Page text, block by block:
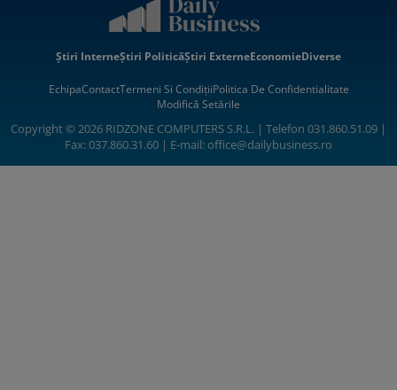
Știri InterneȘtiri PoliticăȘtiri ExterneEconomieDiverse
EchipaContactTermeni Si CondițiiPolitica De Confidentialitate
Modifică Setările
Copyright © 2026 RIDZONE COMPUTERS S.R.L. | Telefon 031.860.51.09 |
Fax: 037.860.31.60 | E-mail:office@dailybusiness.ro